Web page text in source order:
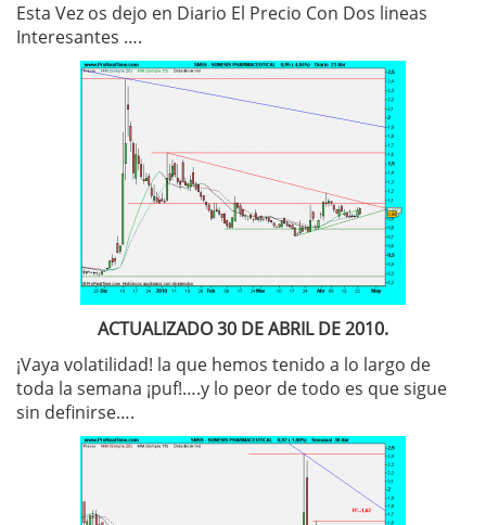
Esta Vez os dejo en Diario El Precio Con Dos lineas
Interesantes ….
ACTUALIZADO 30 DE ABRIL DE 2010.
¡Vaya volatilidad! la que hemos tenido a lo largo de
toda la semana ¡puf!….y lo peor de todo es que sigue
sin definirse….